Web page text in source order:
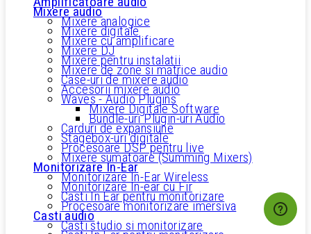
Mixere audio
Mixere analogice
Mixere digitale
Mixere cu amplificare
Mixere DJ
Mixere pentru instalatii
Mixere de zone si matrice audio
Case-uri de mixere audio
Accesorii mixere audio
Waves - Audio Plugins
Mixere Digitale Software
Bundle-uri Plugin-uri Audio
Carduri de expansiune
Stagebox-uri digitale
Procesoare DSP pentru live
Mixere sumatoare (Summing Mixers)
Monitorizare In-Ear
Monitorizare In-Ear Wireless
Monitorizare In-ear cu Fir
Casti In Ear pentru monitorizare
Procesoare monitorizare imersiva
Casti audio
Casti studio si monitorizare